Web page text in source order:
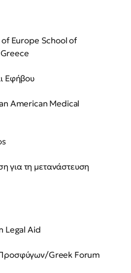
Europe School of
Εφήβου
American Medical
τη μετανάστευση
Legal Aid
Greek Forum